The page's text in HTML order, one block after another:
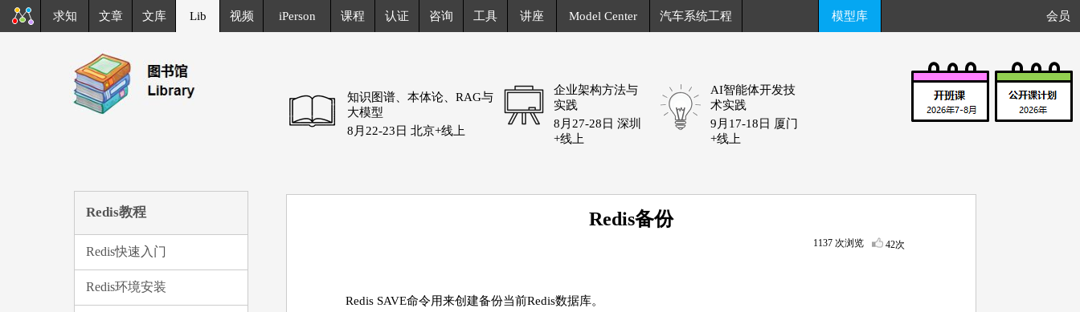
求知 文章 文库 Lib 视频 iPerson 课程 认证 咨询 工具 讲座 Model Center 汽车系统工程 模型库 会员
知识图谱、本体论、RAG与
大模型
8月22-23日 北京+线上
企业架构方法与
实践
8月27-28日 深圳
+线上
AI智能体开发技
术实践
9月17-18日 厦门
+线上
Redis教程
Redis快速入门
Redis环境安装
Redis备份
1137 次浏览 42次
Redis SAVE命令用来创建备份当前Redis数据库。